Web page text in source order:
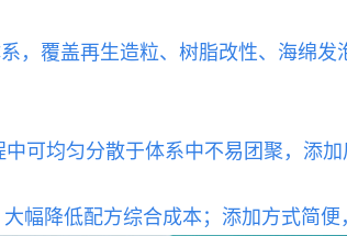
，覆盖再生造粒、树脂改性、海绵
可均匀分散于体系中不易团聚，添
幅降低配方综合成本；添加方式简